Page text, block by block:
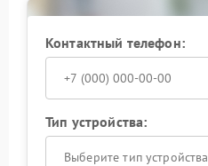
Контактный телефон:
Тип устройства:
Выберите тип устройства